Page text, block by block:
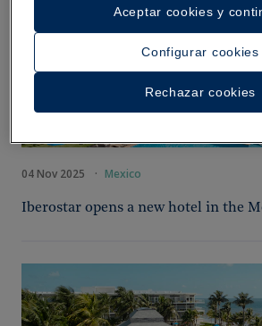
Iberostar opens a new hotel in the
04 Nov 2025 · Mexico
Configurar cookies
Rechazar cookies
Aceptar cookies y